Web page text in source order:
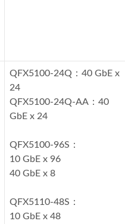
QFX5100-24Q：40 GbE x
24
QFX5100-24Q-AA：40
GbE x 24
QFX5100-96S：
10 GbE x 96
40 GbE x 8
QFX5110-48S：
10 GbE x 48